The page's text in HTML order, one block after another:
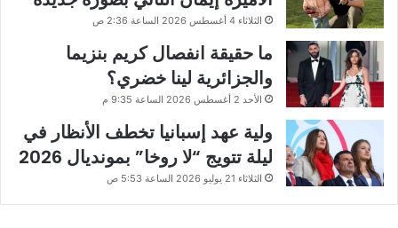
الثلاثاء 4 أغسطس 2026 الساعة 2:36 ص
ما حقيقة انفصال كريم بنزيما
والجزائرية لينا خضري؟
الأحد 2 أغسطس 2026 الساعة 9:35 م
ولية عهد إسبانيا تخطف الأنظار في
ليلة تتويج “لا روخا” بمونديال 2026
الثلاثاء 21 يوليو 2026 الساعة 5:53 ص